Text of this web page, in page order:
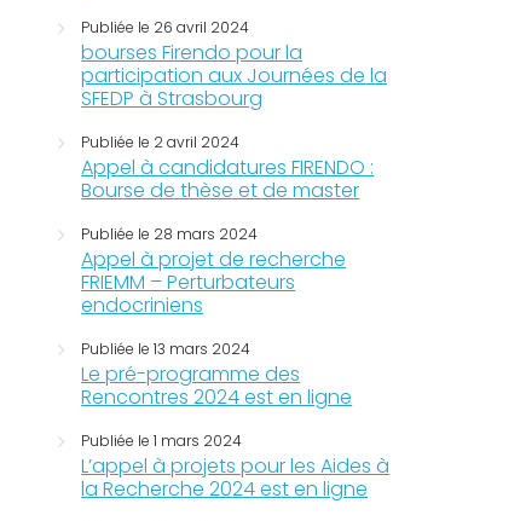
Publiée le 26 avril 2024
bourses Firendo pour la
participation aux Journées de la
SFEDP à Strasbourg
Publiée le 2 avril 2024
Appel à candidatures FIRENDO :
Bourse de thèse et de master
Publiée le 28 mars 2024
Appel à projet de recherche
FRIEMM – Perturbateurs
endocriniens
Publiée le 13 mars 2024
Le pré-programme des
Rencontres 2024 est en ligne
Publiée le 1 mars 2024
L’appel à projets pour les Aides à
la Recherche 2024 est en ligne